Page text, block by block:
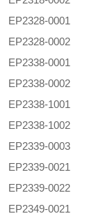
EP2328-0001
EP2328-0002
EP2338-0001
EP2338-0002
EP2338-1001
EP2338-1002
EP2339-0003
EP2339-0021
EP2339-0022
EP2349-0021